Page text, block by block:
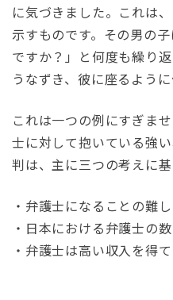
に気づきました。これは
示すものです。その男の
ですか？」と何度も繰り
うなずき、彼に座るように
これは一つの例にすぎま
士に対して抱いている強
判は、主に三つの考えに基
・弁護士になることの難
・日本における弁護士の
・弁護士は高い収入を得